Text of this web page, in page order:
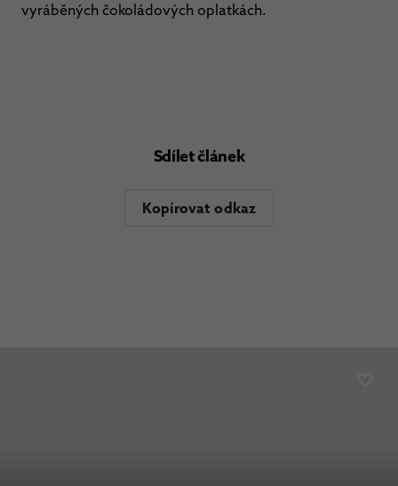
vyráběných čokoládových oplatkách.
Sdílet článek
Kopírovat odkaz